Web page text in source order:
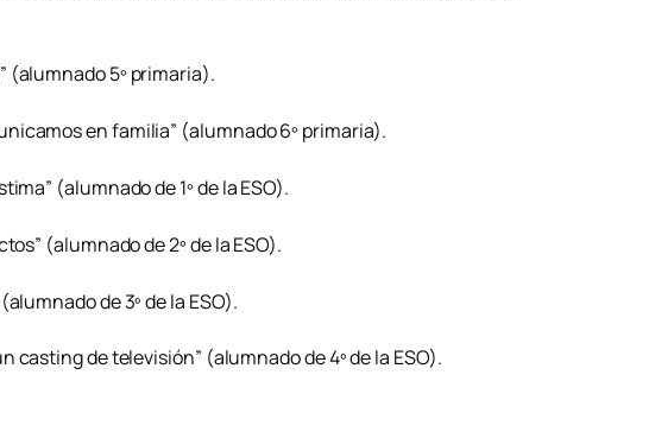
(alumnado 5º primaria).
en familia” (alumnado 6º primaria).
(alumnado de 1º de la ESO).
(alumnado de 2º de la ESO).
de 3º de la ESO).
casting de televisión” (alumnado de 4º de la ESO).